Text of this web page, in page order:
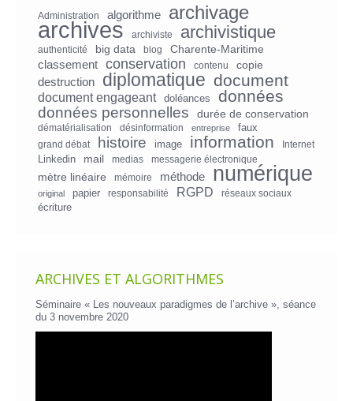
Administration algorithme archivage
archives archiviste archivistique
authenticité big data blog
Charente-Maritime
classement
conservation contenu
copie
destruction
diplomatique document
document engageant doléances données
données personnelles durée de conservation
dématérialisation désinformation entreprise faux
grand débat histoire image information Internet
Linkedin mail medias messagerie électronique
mètre linéaire mémoire méthode numérique
original papier responsabilité RGPD réseaux sociaux
écriture
ARCHIVES ET ALGORITHMES
Séminaire « Les nouveaux paradigmes de l’archive », séance
du 3 novembre 2020